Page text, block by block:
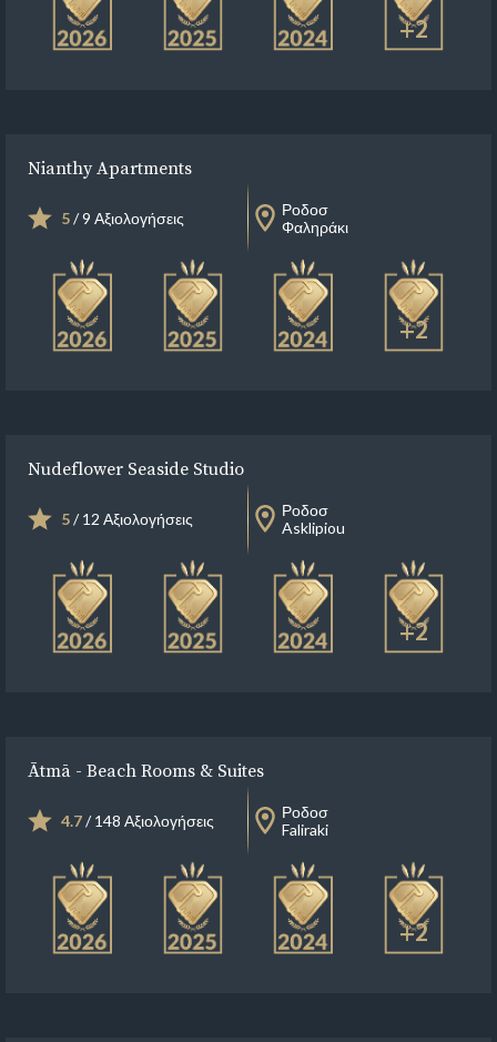
+2
Nianthy Apartments
5/ 9 Αξιολογήσεις
Ροδοσ
Φαληράκι
+2
Nudeflower Seaside Studio
5/ 12 Αξιολογήσεις
Ροδοσ
Asklipiou
+2
Ātmā - Beach Rooms & Suites
4.7/ 148 Αξιολογήσεις
Ροδοσ
Faliraki
+2